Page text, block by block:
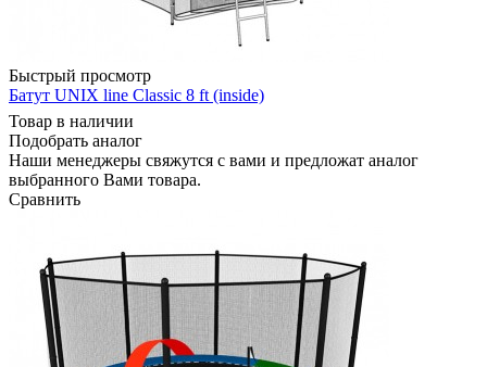
Быстрый просмотр
Батут UNIX line Classic 8 ft (inside)
Товар в наличии
Подобрать аналог
Наши менеджеры свяжутся с вами и предложат аналог
выбранного Вами товара.
Сравнить